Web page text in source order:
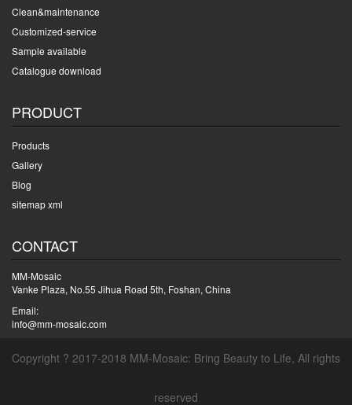
Clean&maintenance
Customized-service
Sample available
Catalogue download
PRODUCT
Products
Gallery
Blog
sitemap xml
CONTACT
MM-Mosaic
Vanke Plaza, No.55 Jihua Road 5th, Foshan, China
Email:
info@mm-mosaic.com
Copyright ? 2017-2018 MM-Mosaic: Bring Beauty to Life, All rights
reserved